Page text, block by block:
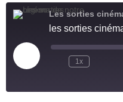
EMBED
Les sorties
1x